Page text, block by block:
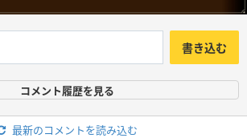
書き込む
コメント履歴を見る
最新のコメントを読み込む